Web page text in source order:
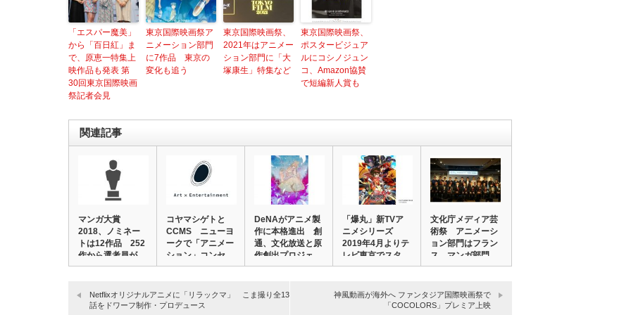
「エスパー魔美」
から「百日紅」ま
で、原恵一特集上
映作品も発表 第
30回東京国際映画
祭記者会見
東京国際映画祭ア
ニメーション部門
に7作品 東京の
変化も追う
東京国際映画祭、
2021年はアニメー
ション部門に「大
塚康生」特集など
東京国際映画祭、
ポスタービジュア
ルにコシノジュン
コ、Amazon協賛
で短編新人賞も
関連記事
マンガ大賞
2018、ノミネー
トは12作品 252
作から選考員が
決…
コヤマシゲトと
CCMS ニューヨ
ークで「アニメー
ション」コンセ
プ…
DeNAがアニメ製
作に本格進出 創
通、文化放送と原
作創出プロジェ…
「爆丸」新TVア
ニメシリーズ
2019年4月よりテ
レビ東京でスタ…
文化庁メディア芸
術祭 アニメーシ
ョン部門はフラン
ス、マンガ部門
は…
Netflixオリジナルアニメに「リラックマ」 こま撮り全13
話をドワーフ制作・プロデュース
神風動画が海外へ ファンタジア国際映画祭で
「COCOLORS」プレミア上映